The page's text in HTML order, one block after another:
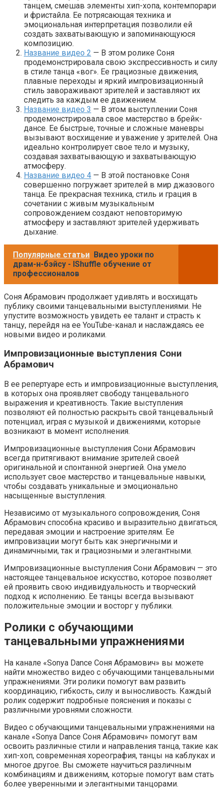
танцем, смешав элементы хип-хопа, контемпорари
и фристайла. Ее потрясающая техника и
эмоциональная интерпретация позволили ей
создать захватывающую и запоминающуюся
композицию.
Название видео 2 — В этом ролике Соня
продемонстрировала свою экспрессивность и силу
в стиле танца «вог». Ее грациозные движения,
плавные переходы и яркий импровизационный
стиль завораживают зрителей и заставляют их
следить за каждым ее движением.
Название видео 3 — В этом выступлении Соня
продемонстрировала свое мастерство в брейк-
дансе. Ее быстрые, точные и сложные маневры
вызывают восхищение и уважение у зрителей. Она
идеально контролирует свое тело и музыку,
создавая захватывающую и захватывающую
атмосферу.
Название видео 4 — В этой постановке Соня
совершенно погружает зрителей в мир джазового
танца. Ее прекрасная техника, стиль и грация в
сочетании с живым музыкальным
сопровождением создают неповторимую
атмосферу и заставляют зрителей удерживать
дыхание.
Популярные статьи Видео уроки по
драм-н-бэйсу - IShuffle обучение от
профессионалов
Соня Абрамович продолжает удивлять и восхищать
публику своими танцевальными выступлениями. Не
упустите возможность увидеть ее талант и страсть к
танцу, перейдя на ее YouTube-канал и наслаждаясь ее
новыми видео и роликами.
Импровизационные выступления Сони
Абрамович
В ее репертуаре есть и импровизационные выступления,
в которых она проявляет свободу танцевального
выражения и креативность. Такие выступления
позволяют ей полностью раскрыть свой танцевальный
потенциал, играя с музыкой и движениями, которые
возникают в момент исполнения.
Импровизационные выступления Сони Абрамович
всегда притягивают внимание зрителей своей
оригинальной и спонтанной энергией. Она умело
использует свое мастерство и танцевальные навыки,
чтобы создавать уникальные и эмоционально
насыщенные выступления.
Независимо от музыкального сопровождения, Соня
Абрамович способна красиво и выразительно двигаться,
передавая эмоции и настроение зрителям. Ее
импровизации могут быть как энергичными и
динамичными, так и грациозными и элегантными.
Импровизационные выступления Сони Абрамович — это
настоящее танцевальное искусство, которое позволяет
ей проявить свою индивидуальность и творческий
подход к исполнению. Ее танцы всегда вызывают
положительные эмоции и восторг у публики.
Ролики с обучающими
танцевальными упражнениями
На канале «Sonya Dance Соня Абрамович» вы можете
найти множество видео с обучающими танцевальными
упражнениями. Эти ролики помогут вам развить
координацию, гибкость, силу и выносливость. Каждый
ролик содержит подробные пояснения и показы с
различными уровнями сложности.
Видео с обучающими танцевальными упражнениями на
канале «Sonya Dance Соня Абрамович» помогут вам
освоить различные стили и направления танца, такие как
хип-хоп, современная хореография, танцы на каблуках и
многое другое. Вы сможете научиться различным
комбинациям и движениям, которые помогут вам стать
более уверенными и элегантными танцорами.